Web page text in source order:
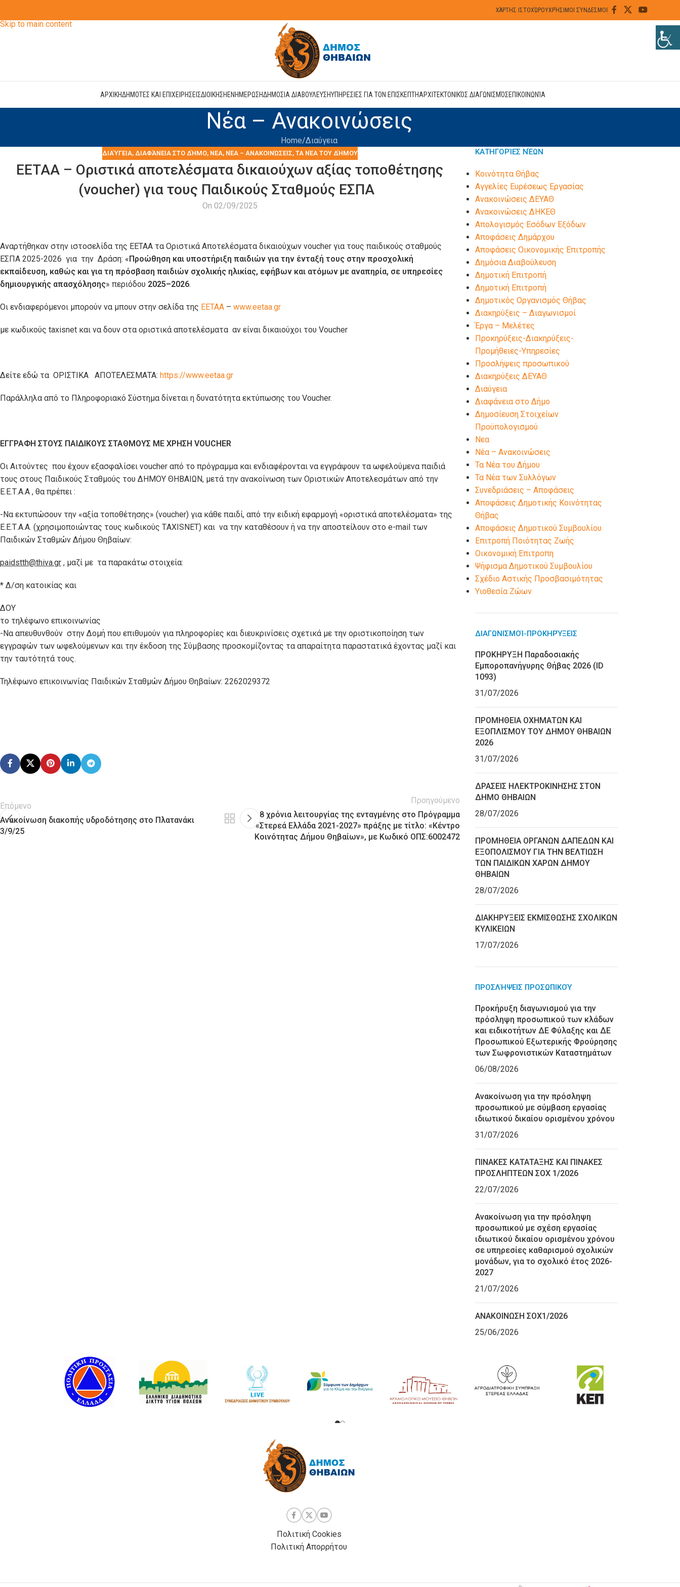
Skip to main content
ΧΆΡΤΗΣ ΙΣΤΟΧΏΡΟΥΧΡΉΣΙΜΟΙ ΣΎΝΔΕΣΜΟΙ
ΑΡΧΙΚΗΔΗΜΟΤΕΣ ΚΑΙ ΕΠΙΧΕΙΡΗΣΕΙΣΔΙΟΙΚΗΣΗΕΝΗΜΕΡΩΣΗΔΗΜΟΣΙΑ ΔΙΑΒΟΥΛΕΥΣΗΥΠΗΡΕΣΙΕΣ ΓΙΑ ΤΟΝ ΕΠΙΣΚΕΠΤΗΑΡΧΙΤΕΚΤΟΝΙΚΌΣ ΔΙΑΓΩΝΙΣΜΌΣΕΠΙΚΟΙΝΩΝΊΑ
Νέα – Ανακοινώσεις
Home Διαύγεια
ΔΙΑΎΓΕΙΑ, ΔΙΑΦΆΝΕΙΑ ΣΤΟ ΔΉΜΟ, ΝΕΑ, ΝΈΑ – ΑΝΑΚΟΙΝΏΣΕΙΣ, ΤΑ ΝΈΑ ΤΟΥ ΔΉΜΟΥ
ΕΕΤΑΑ – Οριστικά αποτελέσματα δικαιούχων αξίας τοποθέτησης
(voucher) για τους Παιδικούς Σταθμούς ΕΣΠΑ
On 02/09/2025
Αναρτήθηκαν στην ιστοσελίδα της ΕΕΤΑΑ τα Οριστικά Αποτελέσματα δικαιούχων voucher για τους παιδικούς σταθμούς
ΕΣΠΑ 2025-2026 για την ∆ράση: «Προώθηση και υποστήριξη παιδιών για την ένταξή τους στην προσχολική
εκπαίδευση, καθώς και για τη πρόσβαση παιδιών σχολικής ηλικίας, εφήβων και ατόμων µε αναπηρία, σε υπηρεσίες
δημιουργικής απασχόλησης» περιόδου 2025–2026.
Οι ενδιαφερόμενοι μπορούν να μπουν στην σελίδα της ΕΕΤΑΑ – www.eetaa.gr
με κωδικούς taxisnet και να δουν στα οριστικά αποτελέσματα αν είναι δικαιούχοι του Voucher
Δείτε εδώ τα ΟΡΙΣΤΙΚΑ ΑΠΟΤΕΛΕΣΜΑΤΑ: https://www.eetaa.gr
Παράλληλα από το Πληροφοριακό Σύστημα δίνεται η δυνατότητα εκτύπωσης του Voucher.
ΕΓΓΡΑΦΗ ΣΤΟΥΣ ΠΑΙΔΙΚΟΥΣ ΣΤΑΘΜΟΥΣ ΜΕ ΧΡΗΣΗ VOUCHER
Οι Αιτούντες που έχουν εξασφαλίσει voucher από το πρόγραμμα και ενδιαφέρονται να εγγράψουν τα ωφελούμενα παιδιά
τους στους Παιδικούς Σταθμούς του ΔΗΜΟΥ ΘΗΒΑΙΩΝ, μετά την ανακοίνωση των Oριστικών Aποτελεσμάτων από την
Ε.Ε.Τ.Α.Α , θα πρέπει :
-Να εκτυπώσουν την «αξία τοποθέτησης» (voucher) για κάθε παιδί, από την ειδική εφαρμογή «οριστικά αποτελέσματα» της
Ε.Ε.Τ.Α.Α. (χρησιμοποιώντας τους κωδικούς ΤAXISNET) και να την καταθέσουν ή να την αποστείλουν στο e-mail των
Παιδικών Σταθμών Δήμου Θηβαίων:
paidstth@thiva.gr , μαζί με τα παρακάτω στοιχεία:
* Δ/ση κατοικίας και
ΔΟΥ
το τηλέφωνο επικοινωνίας
-Να απευθυνθούν στην Δομή που επιθυμούν για πληροφορίες και διευκρινίσεις σχετικά με την οριστικοποίηση των
εγγραφών των ωφελούμενων και την έκδοση της Σύμβασης προσκομίζοντας τα απαραίτητα παραστατικά έχοντας μαζί και
την ταυτότητά τους.
Τηλέφωνο επικοινωνίας Παιδικών Σταθμών Δήμου Θηβαίων: 2262029372
Επόμενο
Ανακοίνωση διακοπής υδροδότησης στο Πλατανάκι
3/9/25
Προηγούμενο
8 χρόνια λειτουργίας της ενταγμένης στο Πρόγραμμα
«Στερεά Ελλάδα 2021-2027» πράξης με τίτλο: «Κέντρο
Κοινότητας Δήμου Θηβαίων», με Κωδικό ΟΠΣ:6002472
ΚΑΤΗΓΟΡΊΕΣ ΝΈΩΝ
Kοινότητα Θήβας
Αγγελίες Ευρέσεως Εργασίας
Ανακοινώσεις ΔΕΥΑΘ
Ανακοινώσεις ΔΗΚΕΘ
Απολογισμός Εσόδων Εξόδων
Αποφάσεις Δημάρχου
Αποφάσεις Οικονομικής Επιτροπής
Δημόσια Διαβούλευση
Δημοτική Επιτροπή
Δημοτική Επιτροπή
Δημοτικός Οργανισμός Θήβας
Διακηρύξεις – Διαγωνισμοί
Έργα – Μελέτες
Προκηρύξεις-Διακηρύξεις-
Προμήθειες-Υπηρεσίες
Προσλήψεις προσωπικού
Διακηρύξεις ΔΕΥΑΘ
Διαύγεια
Διαφάνεια στο Δήμο
Δημοσίευση Στοιχείων
Προϋπολογισμού
Νεα
Νέα – Ανακοινώσεις
Τα Νέα του Δήμου
Τα Νέα των Συλλόγων
Συνεδριάσεις – Αποφάσεις
Αποφάσεις Δημοτικής Κοινότητας
Θήβας
Αποφάσεις Δημοτικού Συμβουλίου
Επιτροπή Ποιότητας Ζωής
Οικονομική Επιτροπη
Ψήφισμα Δημοτικού Συμβουλίου
Σχέδιο Αστικής Προσβασιμότητας
Υιοθεσία Ζώων
ΔΙΑΓΩΝΙΣΜΟΊ-ΠΡΟΚΗΡΎΞΕΙΣ
ΠΡΟΚΗΡΥΞΗ Παραδοσιακής
Εμποροπανήγυρης Θήβας 2026 (ID
1093)
31/07/2026
ΠΡΟΜΗΘΕΙΑ ΟΧΗΜΑΤΩΝ ΚΑΙ
ΕΞΟΠΛΙΣΜΟΥ ΤΟΥ ΔΗΜΟΥ ΘΗΒΑΙΩΝ
2026
31/07/2026
ΔΡΑΣΕΙΣ ΗΛΕΚΤΡΟΚΙΝΗΣΗΣ ΣΤΟΝ
ΔΗΜΟ ΘΗΒΑΙΩΝ
28/07/2026
ΠΡΟΜΗΘΕΙΑ ΟΡΓΑΝΩΝ ΔΑΠΕΔΩΝ ΚΑΙ
ΕΞΟΠΟΛΙΣΜΟΥ ΓΙΑ ΤΗΝ ΒΕΛΤΙΩΣΗ
ΤΩΝ ΠΑΙΔΙΚΩΝ ΧΑΡΩΝ ΔΗΜΟΥ
ΘΗΒΑΙΩΝ
28/07/2026
ΔΙΑΚΗΡΥΞΕΙΣ ΕΚΜΙΣΘΩΣΗΣ ΣΧΟΛΙΚΩΝ
ΚΥΛΙΚΕΙΩΝ
17/07/2026
ΠΡΟΣΛΉΨΕΙΣ ΠΡΟΣΩΠΙΚΟΎ
Προκήρυξη διαγωνισμού για την
πρόσληψη προσωπικού των κλάδων
και ειδικοτήτων ΔΕ Φύλαξης και ΔΕ
Προσωπικού Εξωτερικής Φρούρησης
των Σωφρονιστικών Καταστημάτων
06/08/2026
Ανακοίνωση για την πρόσληψη
προσωπικού με σύμβαση εργασίας
ιδιωτικού δικαίου ορισμένου χρόνου
31/07/2026
ΠΙΝΑΚΕΣ ΚΑΤΑΤΑΞΗΣ ΚΑΙ ΠΙΝΑΚΕΣ
ΠΡΟΣΛΗΠΤΕΩΝ ΣΟΧ 1/2026
22/07/2026
Ανακοίνωση για την πρόσληψη
προσωπικού με σχέση εργασίας
ιδιωτικού δικαίου ορισμένου χρόνου
σε υπηρεσίες καθαρισμού σχολικών
μονάδων, για το σχολικό έτος 2026-
2027
21/07/2026
ΑΝΑΚΟΙΝΩΣΗ ΣΟΧ1/2026
25/06/2026
Πολιτική Cookies
Πολιτική Απορρήτου